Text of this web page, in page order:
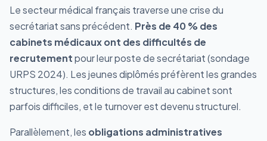
Le secteur médical français traverse une crise du
secrétariat sans précédent. Près de 40 % des
cabinets médicaux ont des difficultés de
recrutementpour leur poste de secrétariat (sondage
URPS 2024). Les jeunes diplômés préfèrent les grandes
structures, les conditions de travail au cabinet sont
parfois difficiles, et le turnover est devenu structurel.
Parallèlement, les obligations administratives